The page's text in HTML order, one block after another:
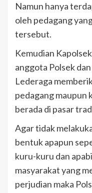
Namun hanya
oleh pedagang
tersebut.
Kemudian
anggota Polsek
Lederaga
pedagang maupun
berada di pasar
Agar tidak
bentuk apapun
kuru-kuru dan
masyarakat yang
perjudian maka